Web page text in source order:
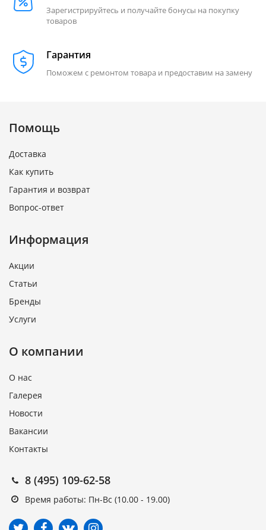
Зарегистрируйтесь и получайте бонусы на покупку
товаров
Гарантия
Поможем с ремонтом товара и предоставим на замену
Помощь
Доставка
Как купить
Гарантия и возврат
Вопрос-ответ
Информация
Акции
Статьи
Бренды
Услуги
О компании
О нас
Галерея
Новости
Вакансии
Контакты
8 (495) 109-62-58
Время работы: Пн-Вс (10.00 - 19.00)